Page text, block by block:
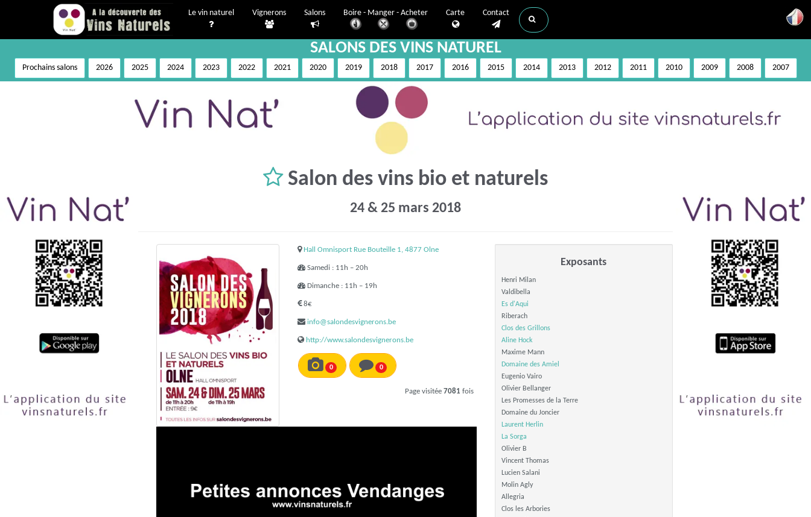
Le vin naturel Vignerons Salons Boire - Manger - Acheter Carte Contact
SALONS DES VINS NATUREL
Prochains salons 2026 2025 2024 2023 2022 2021 2020 2019 2018 2017 2016 2015 2014 2013 2012 2011 2010 2009 2008 2007
Salon des vins bio et naturels
24 & 25 mars 2018
Hall Omnisport Rue Bouteille 1, 4877 Olne
Samedi : 11h – 20h
Dimanche : 11h – 19h
8€
info@salondesvignerons.be
http://www.salondesvignerons.be
0 0
Page visitée 7081 fois
Exposants
Henri Milan
Valdibella
Es d'Aqui
Riberach
Clos des Grillons
Aline Hock
Maxime Mann
Domaine des Amiel
Eugenio Vairo
Olivier Bellanger
Les Promesses de la Terre
Domaine du Joncier
Laurent Herlin
La Sorga
Olivier B
Vincent Thomas
Lucien Salani
Molin Agly
Allegria
Clos les Arbories